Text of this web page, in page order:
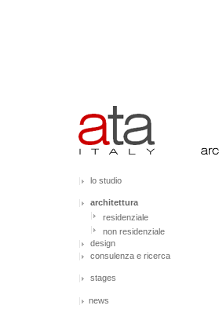
lo studio
architettura
residenziale
non residenziale
design
consulenza e ricerca
stages
news